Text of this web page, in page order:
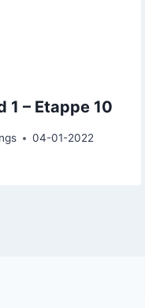
1 – Etappe 10
04-01-2022